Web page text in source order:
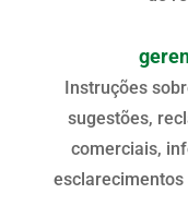
Instruções
sugestões,
comerciais,